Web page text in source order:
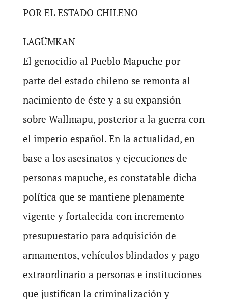
POR EL ESTADO CHILENO
LAGÜMKAN
El genocidio al Pueblo Mapuche por
parte del estado chileno se remonta al
nacimiento de éste y a su expansión
sobre Wallmapu, posterior a la guerra con
el imperio español. En la actualidad, en
base a los asesinatos y ejecuciones de
personas mapuche, es constatable dicha
política que se mantiene plenamente
vigente y fortalecida con incremento
presupuestario para adquisición de
armamentos, vehículos blindados y pago
extraordinario a personas e instituciones
que justifican la criminalización y